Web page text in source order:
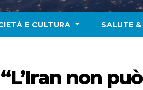
E CULTURA SALUTE
non